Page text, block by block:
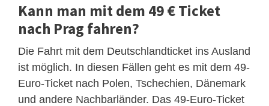
Kann man mit dem 49 € Ticket
nach Prag fahren?
Die Fahrt mit dem Deutschlandticket ins Ausland
ist möglich. In diesen Fällen geht es mit dem 49-
Euro-Ticket nach Polen, Tschechien, Dänemark
und andere Nachbarländer. Das 49-Euro-Ticket